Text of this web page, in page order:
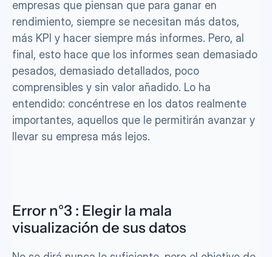
empresas que piensan que para ganar en
rendimiento, siempre se necesitan más datos,
más KPI y hacer siempre más informes. Pero, al
final, esto hace que los informes sean demasiado
pesados, demasiado detallados, poco
comprensibles y sin valor añadido. Lo ha
entendido: concéntrese en los datos realmente
importantes, aquellos que le permitirán avanzar y
llevar su empresa más lejos.
Error n°3 : Elegir la mala
visualización de sus datos